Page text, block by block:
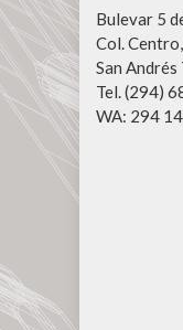
Bulevar 5
Col.
San
Tel. (294)
WA: 294